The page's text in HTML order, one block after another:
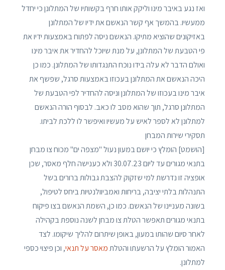
ואז נגע באיבר מינו וליקק אותו חרף בקשותיו של המתלונן כי יחדל
ממעשיו. בהמשך אף קשר הנאשם את ידיו של המתלונן
באזיקונים שהוציא מתיקו. הנאשם ניסה לפתוח באמצעות ידיו את
פי הטבעת של המתלונן, על מנת שיוכל להחדיר את איבר מינו
ואולם הדבר לא עלה בידו נוכח התנגדותו של המתלונן. כמו כן
היכה הנאשם את המתלונן בעכוזו באמצעות סרגל, שפשף את
איבר מינו בעכוזו של המתלונן וניסה להחדיר לפי הטבעת של
המתלונן סרגל, תוך שהוא מסב לו כאב. לבסוף הורה הנאשם
למתלונן לא לספר לאיש על מעשיו ואיפשר לו ללכת לביתו.
תסקירי שירות המבחן
[הושמט] הומלץ כי יושם במעון נעול "מצפה ים" מכוח צו מבחן
בתנאי מגורים עד ליום 30.07.23 ולא כענישה חלף מאסר, שכן
אופציה זו נדרשת למי שזקוק להצבת גבולות ברורים בשל
התנהלות בלתי יציבה, בריחות ואמביוולנטיות ביחס לטיפול,
בשונה מעניינו של הנאשם. כמו כן, השמת הנאשם בצו פיקוח
בתנאי מגורים תאפשר הטלת צו מבחן לשנה נוספת בקהילה
לאחר סיום שהותו במעון, באופן שיתרום להליך שיקומו. לצד
האמור הומלץ על הרשעתו והטלתמאסר על תנאי, וכן פיצוי כספי
למתלונן.